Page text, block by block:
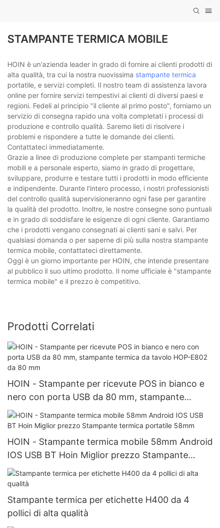
STAMPANTE TERMICA MOBILE
HOIN è un'azienda leader in grado di fornire ai clienti prodotti di
alta qualità, tra cui la nostra nuovissima stampante termica
portatile, e servizi completi. Il nostro team di assistenza lavora
online per fornire servizi tempestivi ai clienti di diversi paesi e
regioni. Fedeli al principio "il cliente al primo posto", forniamo un
servizio di consegna rapido una volta completati i processi di
produzione e controllo qualità. Saremo lieti di risolvere i
problemi e rispondere a tutte le domande dei clienti.
Contattateci immediatamente.
Grazie a linee di produzione complete per stampanti termiche
mobili e a personale esperto, siamo in grado di progettare,
sviluppare, produrre e testare tutti i prodotti in modo efficiente
e indipendente. Durante l'intero processo, i nostri professionisti
del controllo qualità supervisioneranno ogni fase per garantire
la qualità del prodotto. Inoltre, le nostre consegne sono puntuali
e in grado di soddisfare le esigenze di ogni cliente. Garantiamo
che i prodotti vengano consegnati ai clienti sani e salvi. Per
qualsiasi domanda o per saperne di più sulla nostra stampante
termica mobile, contattateci direttamente.
Oggi è un giorno importante per HOIN, che intende presentare
al pubblico il suo ultimo prodotto. Il nome ufficiale è "stampante
termica mobile" e il prezzo è competitivo.
Prodotti Correlati
HOIN - Stampante per ricevute POS in bianco e
nero con porta USB da 80 mm, stampante
termica da tavolo HOP-E802 da 80 mm
HOIN - Stampante termica mobile 58mm Android
IOS USB BT Hoin Miglior prezzo Stampante
termica portatile 58mm
Stampante termica per etichette H400 da 4
pollici di alta qualità